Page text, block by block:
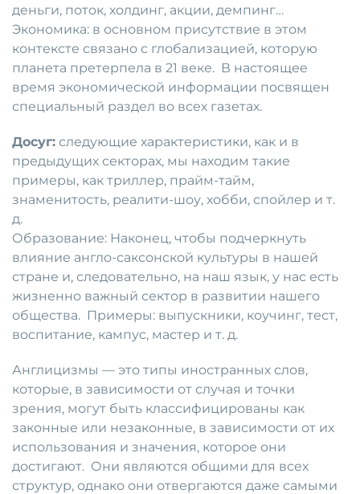
деньги, поток, холдинг, акции, демпинг…
Экономика: в основном присутствие в этом
контексте связано с глобализацией, которую
планета претерпела в 21 веке. В настоящее
время экономической информации посвящен
специальный раздел во всех газетах.
Досуг: следующие характеристики, как и в
предыдущих секторах, мы находим такие
примеры, как триллер, прайм-тайм,
знаменитость, реалити-шоу, хобби, спойлер и т.
д.
Образование: Наконец, чтобы подчеркнуть
влияние англо-саксонской культуры в нашей
стране и, следовательно, на наш язык, у нас есть
жизненно важный сектор в развитии нашего
общества. Примеры: выпускники, коучинг, тест,
воспитание, кампус, мастер и т. д.
Англицизмы — это типы иностранных слов,
которые, в зависимости от случая и точки
зрения, могут быть классифицированы как
законные или незаконные, в зависимости от их
использования и значения, которое они
достигают. Они являются общими для всех
структур, однако они отвергаются даже самыми